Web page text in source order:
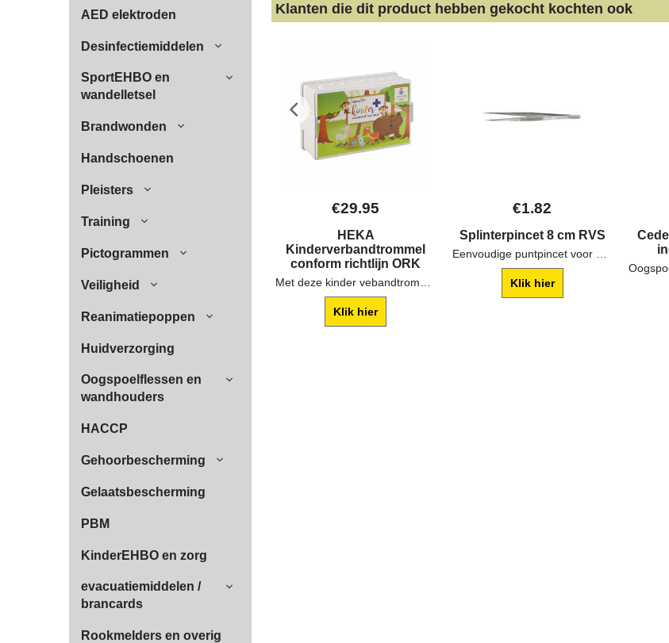
AED elektroden
Desinfectiemiddelen
SportEHBO en
wandelletsel
Brandwonden
Handschoenen
Pleisters
Training
Pictogrammen
Veiligheid
Reanimatiepoppen
Huidverzorging
Oogspoelflessen en
wandhouders
HACCP
Gehoorbescherming
Gelaatsbescherming
PBM
KinderEHBO en zorg
evacuatiemiddelen /
brancards
Rookmelders en overig
Klanten die dit product hebben gekocht kochten ook
€29.95
HEKA
Kinderverbandtrommel
conform richtlijn ORK
Klik hier
€1.82
Splinterpincet 8 cm RVS
Klik hier